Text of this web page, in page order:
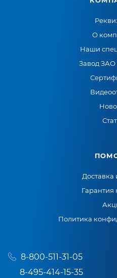
О
Наши
Завод ЗАО
Доставка
Гарантия
Политика
8-800-511-31-05
8-495-414-15-35